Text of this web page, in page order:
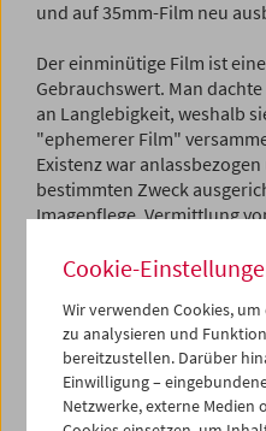
und auf 35mm-Film neu
Der einminütige Film ist
Gebrauchswert. Man
an Langlebigkeit, weshalb
"ephemerer Film"
Existenz war
bestimmten Zweck
Imagepflege, Vermittlung
zunehmend in den Fokus
wird ihre Bedeutung für
Erinnerungskulturen
erzählen uns von medialen
kanonisierter Spiel- bzw.
Cookie-
Wir verwenden Cookies,
zu analysieren und
bereitzustellen. Darüber
Einwilligung –
Netzwerke, externe Medien